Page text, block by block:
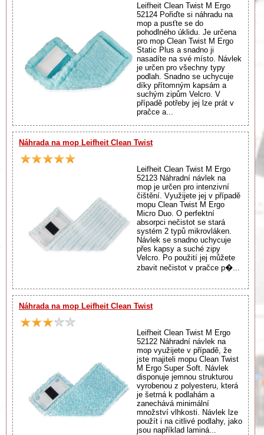
Leifheit Clean Twist M Ergo
52124 Pořiďte si náhradu na
mop a pusťte se do
pohodlného úklidu. Je určena
pro mop Clean Twist M Ergo
Static Plus a snadno ji
nasadíte na své místo. Návlek
je určen pro všechny typy
podlah. Snadno se uchycuje
díky přítomným kapsám a
suchým zipům Velcro. V
případě potřeby jej lze prát v
pračce a...
Náhrada na mop Leifheit Clean Twist
Leifheit Clean Twist M Ergo
52123 Náhradní návlek na
mop je určen pro intenzivní
čištění. Využijete jej v případě
mopu Clean Twist M Ergo
Micro Duo. O perfektní
absorpci nečistot se stará
systém 2 typů mikrovláken.
Návlek se snadno uchycuje
přes kapsy a suché zipy
Velcro. Po použití jej můžete
zbavit nečistot v pračce p�...
Náhrada na mop Leifheit Clean Twist
Leifheit Clean Twist M Ergo
52122 Náhradní návlek na
mop využijete v případě, že
jste majiteli mopu Clean Twist
M Ergo Super Soft. Návlek
disponuje jemnou strukturou
vyrobenou z polyesteru, která
je šetrná k podlahám a
zanechává minimální
množství vlhkosti. Návlek lze
použít i na citlivé podlahy, jako
jsou například laminá...